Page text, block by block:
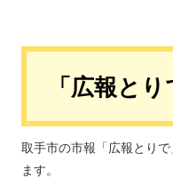
「広報と
取手市の市報「広報とり
ます。